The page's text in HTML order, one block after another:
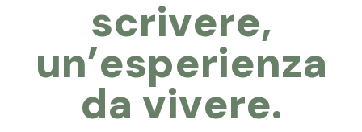
scrivere,
un’esperienza
da vivere.